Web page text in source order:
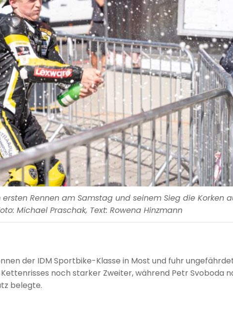
Rennen am Samstag und seinem Sieg die Korken
Michael Praschak, Text: Rowena Hinzmann
der IDM Sportbike-Klasse in Most und fuhr
noch starker Zweiter, während Petr Svoboda
belegte.